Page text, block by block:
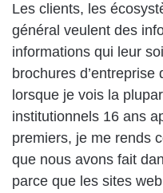
Les clients, les
général veulent des
informations qui leur
brochures
lorsque je vois la
institutionnels 16 ans
premiers, je me rends
que nous avons fait
parce que les sites